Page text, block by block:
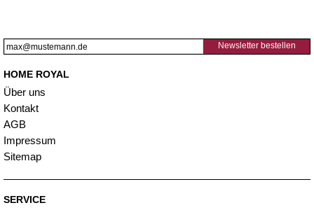
Newsletter bestellen
HOME ROYAL
Über uns
Kontakt
AGB
Impressum
Sitemap
SERVICE